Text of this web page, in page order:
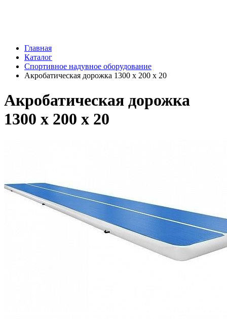
Главная
Каталог
Спортивное надувное оборудование
Акробатическая дорожка 1300 x 200 x 20
Акробатическая дорожка
1300 x 200 x 20